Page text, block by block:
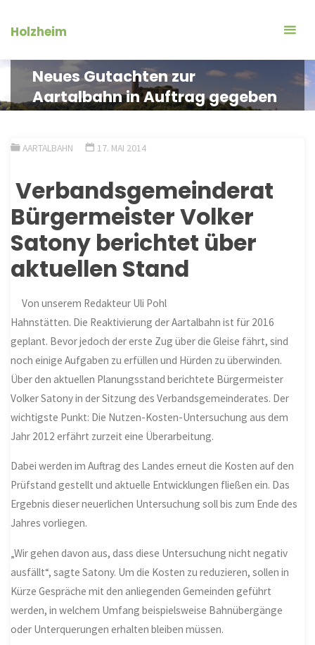
InhaltHolzheim
Neues Gutachten zur
Aartalbahn in Auftrag gegeben
AARTALBAHN 17. MAI 2014
Verbandsgemeinderat
Bürgermeister Volker
Satony berichtet über
aktuellen Stand
Von unserem Redakteur Uli Pohl
Hahnstätten. Die Reaktivierung der Aartalbahn ist für 2016
geplant. Bevor jedoch der erste Zug über die Gleise fährt, sind
noch einige Aufgaben zu erfüllen und Hürden zu überwinden.
Über den aktuellen Planungsstand berichtete Bürgermeister
Volker Satony in der Sitzung des Verbandsgemeinderates. Der
wichtigste Punkt: Die Nutzen-Kosten-Untersuchung aus dem
Jahr 2012 erfährt zurzeit eine Überarbeitung.
Dabei werden im Auftrag des Landes erneut die Kosten auf den
Prüfstand gestellt und aktuelle Entwicklungen fließen ein. Das
Ergebnis dieser neuerlichen Untersuchung soll bis zum Ende des
Jahres vorliegen.
„Wir gehen davon aus, dass diese Untersuchung nicht negativ
ausfällt“, sagte Satony. Um die Kosten zu reduzieren, sollen in
Kürze Gespräche mit den anliegenden Gemeinden geführt
werden, in welchem Umfang beispielsweise Bahnübergänge
oder Unterquerungen erhalten bleiben müssen.